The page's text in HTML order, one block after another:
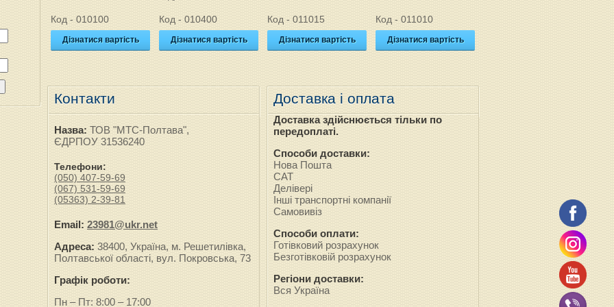
Код - 010100
Дізнатися вартість
Код - 010400
Дізнатися вартість
Код - 011015
Дізнатися вартість
Код - 011010
Дізнатися вартість
Контакти
Назва: ТОВ "МТС-Полтава",
ЄДРПОУ 31536240
Телефони:
(050) 407-59-69
(067) 531-59-69
(05363) 2-39-81
Email: 23981@ukr.net
Адреса: 38400, Україна, м. Решетилівка,
Полтавської області, вул. Покровська, 73
Графік роботи:
Пн – Пт: 8:00 – 17:00
Доставка і оплата
Доставка здійснюється тільки по
передоплаті.
Способи доставки:
Нова Пошта
САТ
Делівері
Інші транспортні компанії
Самовивіз
Способи оплати:
Готівковий розрахунок
Безготівковій розрахунок
Регіони доставки:
Вся Україна